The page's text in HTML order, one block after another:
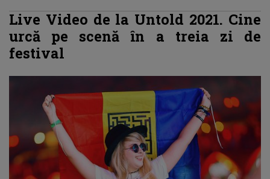
Live Video de la Untold 2021. Cine
urcă pe scenă în a treia zi de
festival